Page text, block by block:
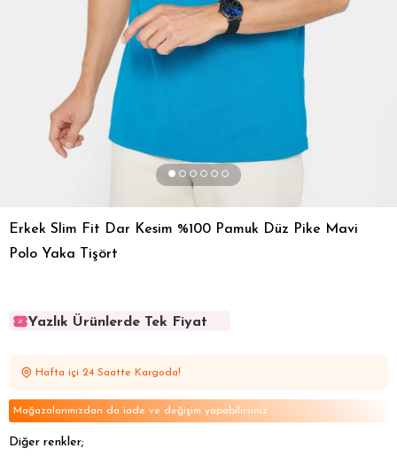
Erkek Slim Fit Dar Kesim %100 Pamuk Düz Pike Mavi
Polo Yaka Tişört
Yazlık Ürünlerde Tek Fiyat
Yazlık Ürünlerde Tek Fiyat
Hafta içi 24 Saatte Kargoda!
Mağazalarımızdan da iade ve değişim yapabilirsiniz
Diğer renkler;